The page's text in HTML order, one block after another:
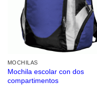
MOCHILAS
Mochila escolar con dos
compartimentos